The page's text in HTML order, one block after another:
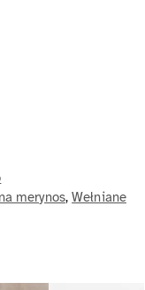
merynos,Wełniane